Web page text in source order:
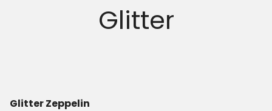
Glitter
Glitter Zeppelin